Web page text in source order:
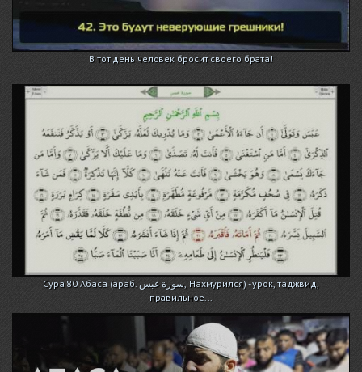
В тот день человек бросит своего брата!
Сура 80 Абаса (араб. سورة عبس, Нахмурился) - урок, таджвид,
правильное...